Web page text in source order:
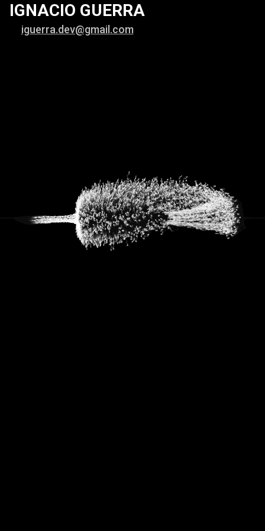
IGNACIO GUERRA
iguerra.dev@gmail.com